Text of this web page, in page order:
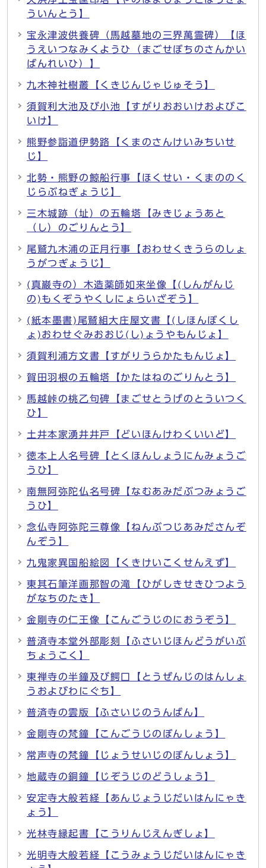
ういんとう】
宝永津波供養碑（馬越墓地の三界萬霊碑）【ほ
うえいつなみくようひ（まごせぼちのさんかい
ばんれいひ）】
九木神社樹叢【くきじんじゃじゅそう】
須賀利大池及び小池【すがりおおいけおよびこ
いけ】
熊野参詣道伊勢路【くまのさんけいみちいせ
じ】
北勢・熊野の鯨船行事【ほくせい・くまののく
じらぶねぎょうじ】
三木城跡（址）の五輪塔【みきじょうあと
（し）のごりんとう】
尾鷲九木浦の正月行事【おわせくきうらのしょ
うがつぎょうじ】
(真巌寺の）木造薬師如来坐像【(しんがんじ
の)もくぞうやくしにょらいざぞう】
(紙本墨書)尾鷲組大庄屋文書【(しほんぼくし
ょ)おわせぐみおおじ(し)ょうやもんじょ】
須賀利浦方文書【すがりうらかたもんじょ】
賀田羽根の五輪塔【かたはねのごりんとう】
馬越峠の桃乙句碑【まごせとうげのとういつく
ひ】
土井本家湧井井戸【どいほんけわくいいど】
徳本上人名号碑【とくほんしょうにんみょうご
うひ】
南無阿弥陀仏名号碑【なむあみだぶつみょうご
うひ】
念仏寺阿弥陀三尊像【ねんぶつじあみださんぞ
んぞう】
九鬼家異国船絵図【くきけいこくせんえず】
東其石筆洋画那智の滝【ひがしきせきひつよう
がなちのたき】
金剛寺の仁王像【こんごうじのにおうぞう】
普済寺本堂外部彫刻【ふさいじほんどうがいぶ
ちょうこく】
東禅寺の半鐘及び鰐口【とうぜんじのはんしょ
うおよびわにぐち】
普済寺の雲版【ふさいじのうんばん】
金剛寺の梵鐘【こんごうじのぼんしょう】
常声寺の梵鐘【じょうせいじのぼんしょう】
地蔵寺の銅鐘【じぞうじのどうしょう】
安定寺大般若経【あんじょうじだいはんにゃき
ょう】
光林寺縁起書【こうりんじえんぎしょ】
光明寺大般若経【こうみょうじだいはんにゃき